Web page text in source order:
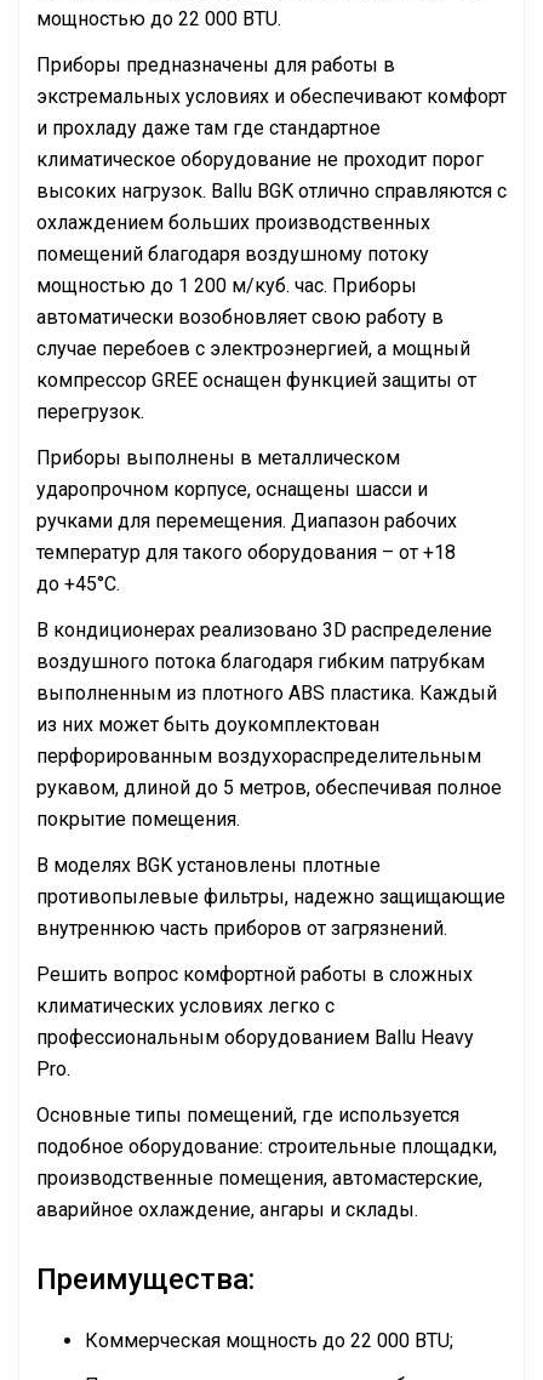
мощностью до 22 000 BTU.
Приборы предназначены для работы в
экстремальных условиях и обеспечивают комфорт
и прохладу даже там где стандартное
климатическое оборудование не проходит порог
высоких нагрузок. Ballu BGK отлично справляются с
охлаждением больших производственных
помещений благодаря воздушному потоку
мощностью до 1 200 м/куб. час. Приборы
автоматически возобновляет свою работу в
случае перебоев с электроэнергией, а мощный
компрессор GREE оснащен функцией защиты от
перегрузок.
Приборы выполнены в металлическом
ударопрочном корпусе, оснащены шасси и
ручками для перемещения. Диапазон рабочих
температур для такого оборудования – от +18
до +45°C.
В кондиционерах реализовано 3D распределение
воздушного потока благодаря гибким патрубкам
выполненным из плотного ABS пластика. Каждый
из них может быть доукомплектован
перфорированным воздухораспределительным
рукавом, длиной до 5 метров, обеспечивая полное
покрытие помещения.
В моделях BGK установлены плотные
противопылевые фильтры, надежно защищающие
внутреннюю часть приборов от загрязнений.
Решить вопрос комфортной работы в сложных
климатических условиях легко с
профессиональным оборудованием Ballu Heavy
Pro.
Основные типы помещений, где используется
подобное оборудование: cтроительные площадки,
производственные помещения, автомастерские,
аварийное охлаждение, ангары и склады.
Преимущества:
Коммерческая мощность до 22 000 BTU;